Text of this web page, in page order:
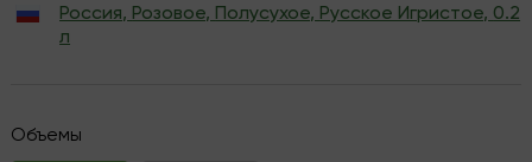
Россия, Розовое, Полусухое, Русское Игристое, 0.2
л
Объемы